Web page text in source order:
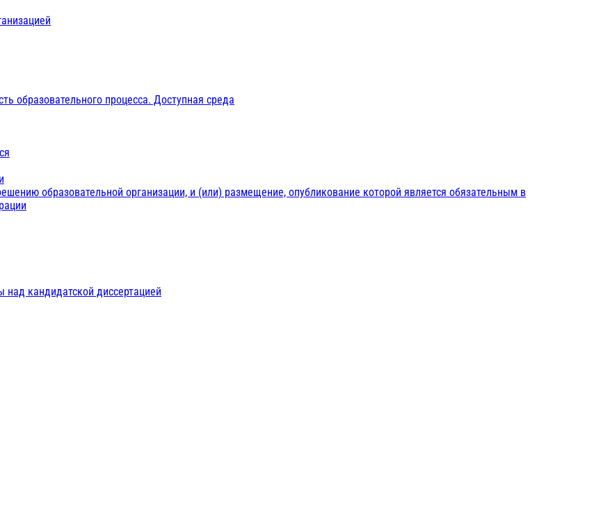
образовательного процесса. Доступная среда
образовательной организации, и (или) размещение, опубликование которой является обязательным в
над кандидатской диссертацией